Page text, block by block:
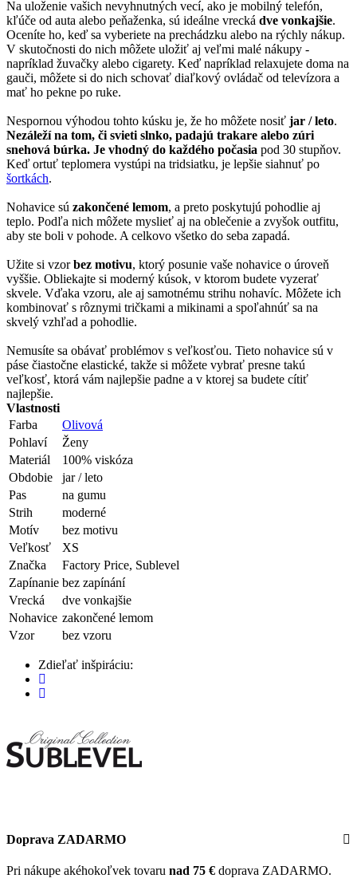
Na uloženie vašich nevyhnutných vecí, ako je mobilný telefón,
kľúče od auta alebo peňaženka, sú ideálne vrecká dve vonkajšie.
Oceníte ho, keď sa vyberiete na prechádzku alebo na rýchly nákup.
V skutočnosti do nich môžete uložiť aj veľmi malé nákupy -
napríklad žuvačky alebo cigarety. Keď napríklad relaxujete doma na
gauči, môžete si do nich schovať diaľkový ovládač od televízora a
mať ho pekne po ruke.
Nespornou výhodou tohto kúsku je, že ho môžete nosiť jar / leto.
Nezáleží na tom, či svieti slnko, padajú trakare alebo zúri
snehová búrka. Je vhodný do každého počasia pod 30 stupňov.
Keď ortuť teplomera vystúpi na tridsiatku, je lepšie siahnuť po
šortkách.
Nohavice sú zakončené lemom, a preto poskytujú pohodlie aj
teplo. Podľa nich môžete myslieť aj na oblečenie a zvyšok outfitu,
aby ste boli v pohode. A celkovo všetko do seba zapadá.
Užite si vzorbez motivu, ktorý posunie vaše nohavice o úroveň
vyššie. Obliekajte si moderný kúsok, v ktorom budete vyzerať
skvele. Vďaka vzoru, ale aj samotnému strihu nohavíc. Môžete ich
kombinovať s rôznymi tričkami a mikinami a spoľahnúť sa na
skvelý vzhľad a pohodlie.
Nemusíte sa obávať problémov s veľkosťou. Tieto nohavice sú v
páse čiastočne elastické, takže si môžete vybrať presne takú
veľkosť, ktorá vám najlepšie padne a v ktorej sa budete cítiť
najlepšie.
Vlastnosti
Farba
Olivová
Pohlaví
Ženy
Materiál
100% viskóza
Obdobie
jar / leto
Pas
na gumu
Strih
moderné
Motív
bez motivu
Veľkosť
XS
Značka
Factory Price, Sublevel
Zapínanie bez zapínání
Vrecká
dve vonkajšie
Nohavice zakončené lemom
Vzor
bez vzoru
Zdieľať inšpiráciu:
Doprava ZADARMO
Pri nákupe akéhokoľvek tovaru nad 75 € doprava ZADARMO.